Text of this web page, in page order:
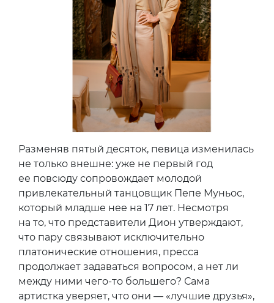
Разменяв пятый десяток, певица изменилась
не только внешне: уже не первый год
ее повсюду сопровождает молодой
привлекательный танцовщик Пепе Муньос,
который младше нее на 17 лет. Несмотря
на то, что представители Дион утверждают,
что пару связывают исключительно
платонические отношения, пресса
продолжает задаваться вопросом, а нет ли
между ними чего-то большего? Сама
артистка уверяет, что они — «лучшие друзья»,